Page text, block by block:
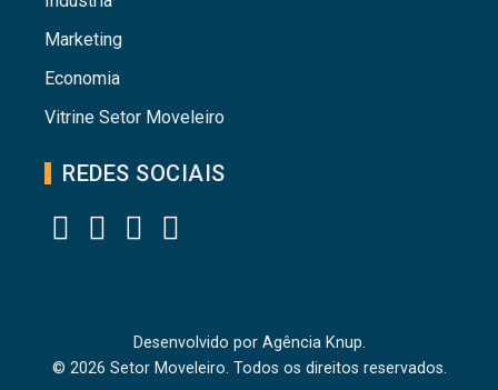
Marketing
Economia
Vitrine Setor Moveleiro
REDES SOCIAIS
Desenvolvido por Agência Knup.
© 2026 Setor Moveleiro. Todos os direitos reservados.